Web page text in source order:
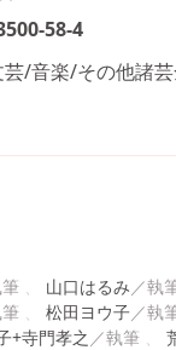
58-4
/音楽/その他諸
山口はるみ
松田ヨウ子
+寺門孝之